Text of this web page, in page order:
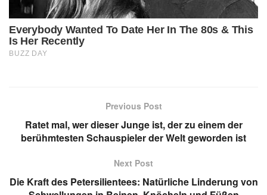
Previous Post
Ratet mal, wer dieser Junge ist, der zu einem der
berühmtesten Schauspieler der Welt geworden ist
Next Post
Die Kraft des Petersilientees: Natürliche Linderung von